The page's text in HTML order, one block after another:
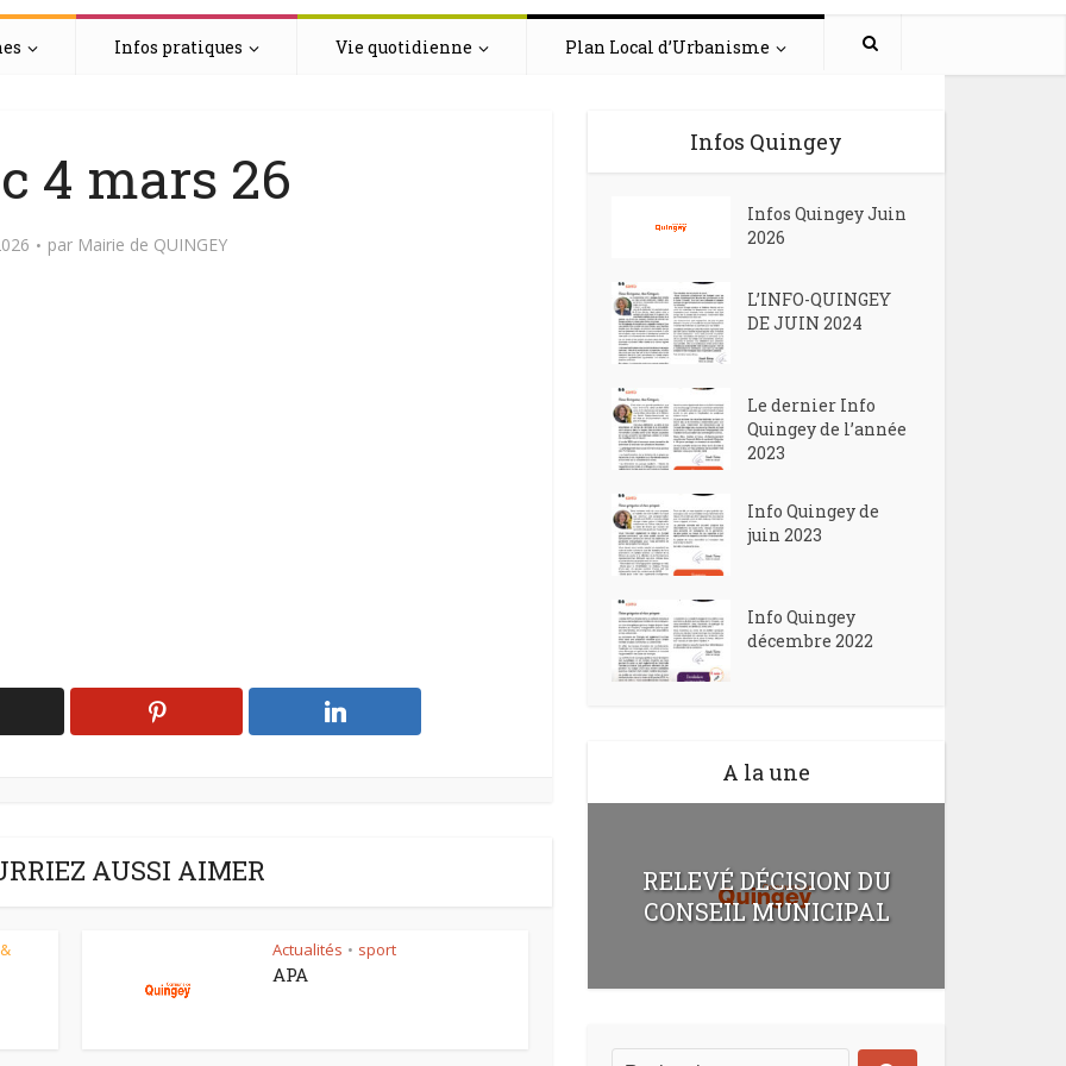
Infos pratiques Vie quotidienne Plan Local d’Urbanisme
4 mars 26
par Mairie de QUINGEY
AUSSI AIMER
Actualités • sport
APA
Infos Quingey
Infos Quingey Juin
2026
L’INFO-QUINGEY
DE JUIN 2024
Le dernier Info
Quingey de l’année
2023
Info Quingey de
juin 2023
Info Quingey
décembre 2022
A la une
RELEVÉ DÉCISION DU
CONSEIL MUNICIPAL